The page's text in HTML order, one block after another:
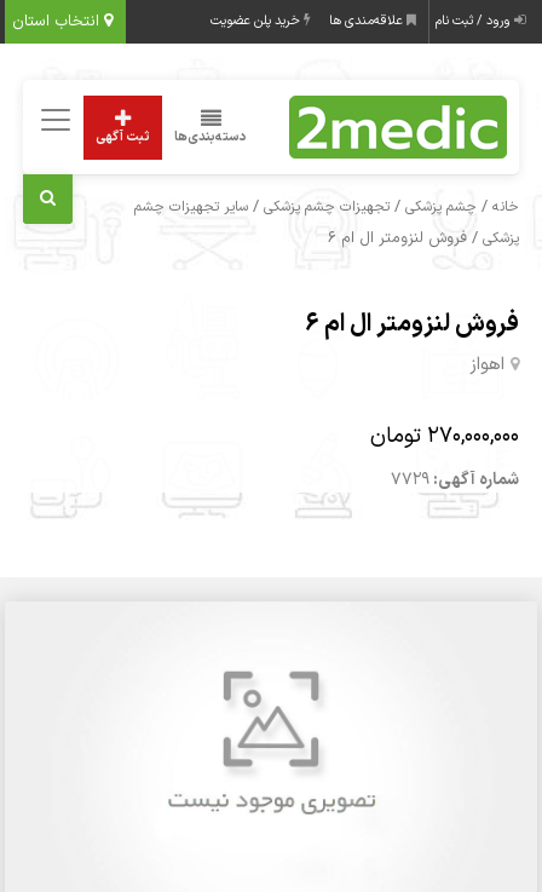
انتخاب استان ورود / ثبت نام علاقه‌مندی ها خرید پلن عضویت
دسته‌بندی‌ها ثبت آگهی
خانه / چشم پزشکی /تجهیزات چشم پزشکی /سایر تجهیزات چشم
پزشکی / فروش لنزومتر ال ام ۶
فروش لنزومتر ال ام ۶
اهواز
270,000,000 تومان
شماره آگهی:7729